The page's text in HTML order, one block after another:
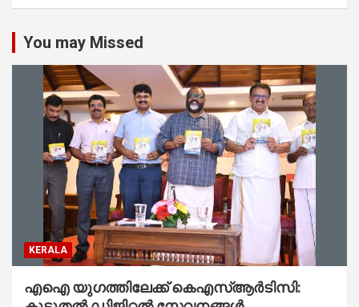
You may Missed
KERALA
എഐ യുഗത്തിലേക്ക് കെഎസ്ആർടിസി: